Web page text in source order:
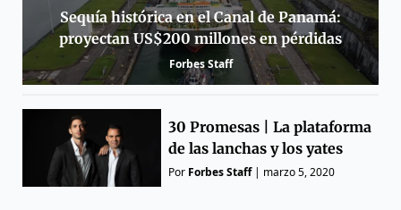
Sequía histórica en el Canal de Panamá:
proyectan US$200 millones en pérdidas
Forbes Staff
30 Promesas | La plataforma
de las lanchas y los yates
Por Forbes Staff| marzo 5, 2020